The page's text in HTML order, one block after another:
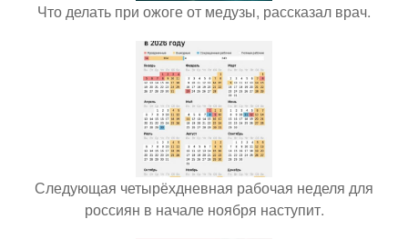
Что делать при ожоге от медузы, рассказал врач.
Следующая четырёхдневная рабочая неделя для
россиян в начале ноября наступит.